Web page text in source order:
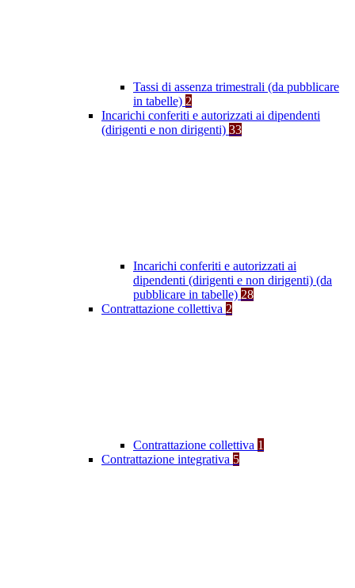
Tassi di assenza trimestrali (da pubblicare
in tabelle) 2
Incarichi conferiti e autorizzati ai dipendenti
(dirigenti e non dirigenti) 33
Incarichi conferiti e autorizzati ai
dipendenti (dirigenti e non dirigenti) (da
pubblicare in tabelle) 28
Contrattazione collettiva 2
Contrattazione collettiva 1
Contrattazione integrativa 5